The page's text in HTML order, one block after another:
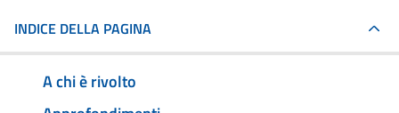
INDICE DELLA PAGINA
A chi è rivolto